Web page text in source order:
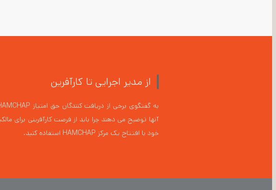
از مدیر اجرایی تا کارآفرین
آنها توضیح می دهند چرا باید از فرصت کارآفرینی برای
خود با افتتاح یک مرکز HAMCHAP استفاده کنید.